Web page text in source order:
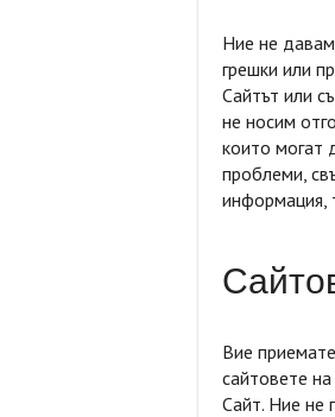
Ние не
грешки или
Сайтът или
не носим
които могат
проблеми,
информация,
Вие
сайтовете
Сайт. Ние не